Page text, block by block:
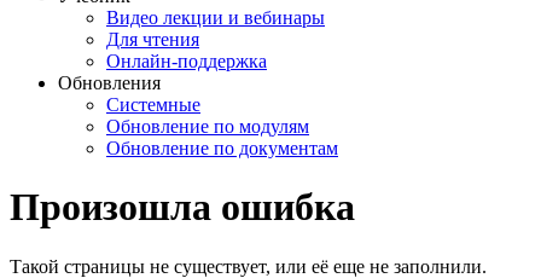
Видео лекции и вебинары
Для чтения
Онлайн-поддержка
Обновления
Системные
Обновление по модулям
Обновление по документам
Произошла ошибка
Такой страницы не существует, или её еще не заполнили.